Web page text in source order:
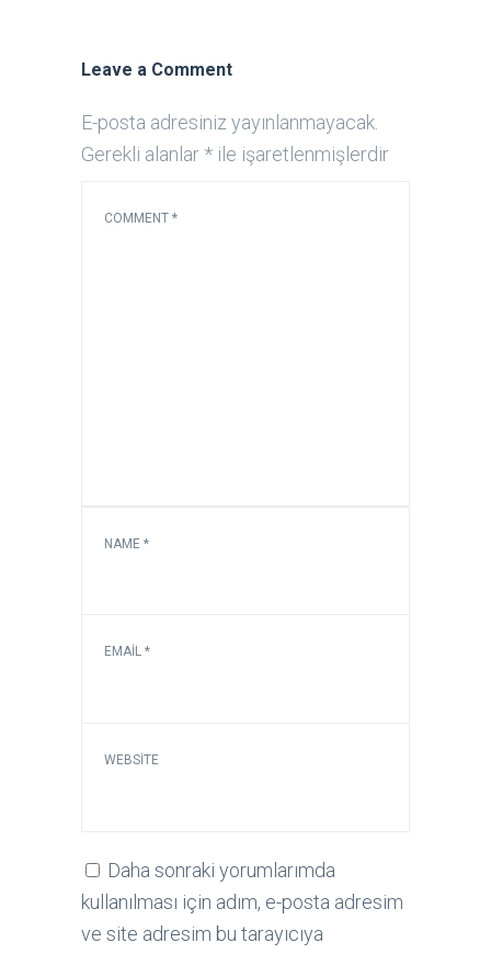
Leave a Comment
E-posta adresiniz yayınlanmayacak.
Gerekli alanlar * ile işaretlenmişlerdir
COMMENT *
NAME *
EMAIL *
WEBSITE
Daha sonraki yorumlarımda
kullanılması için adım, e-posta adresim
ve site adresim bu tarayıcıya